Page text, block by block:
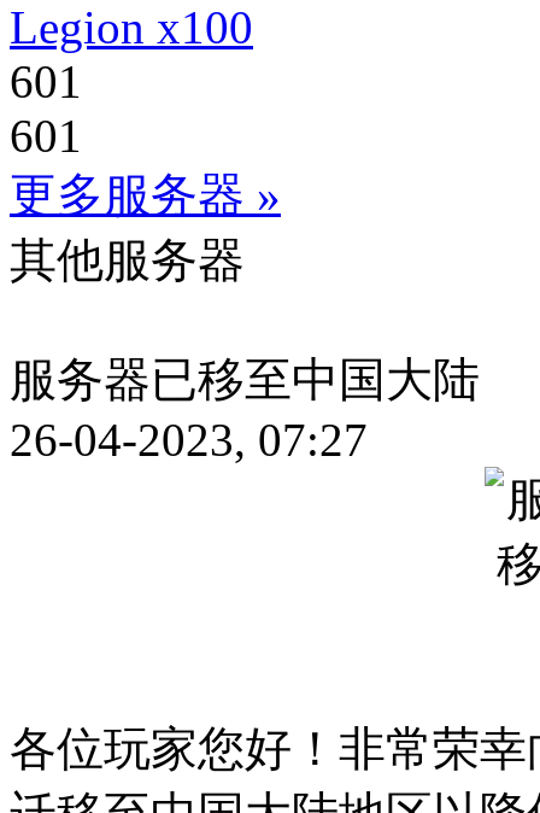
Legion x100
601
601
更多服务器 »
其他服务器
服务器已移至中国大陆
26-04-2023, 07:27
各位玩家您好！非常荣